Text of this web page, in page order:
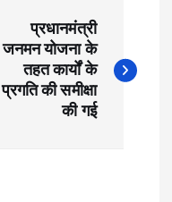
प्रधानमंत्री
जनमन योजना के
तहत कार्यों के
प्रगति की समीक्षा
की गई